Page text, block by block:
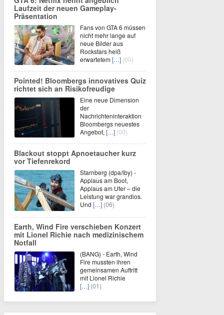
Laufzeit der neuen Gameplay-
Präsentation
Fans von GTA 6 müssen
nicht mehr lange auf
neue Bilder aus
Rockstars heiß
erwartetem[…] (00)
Pointed! Bloombergs innovatives Quiz
richtet sich an Risikofreudige
Eine neue Dimension
der
Nachrichteninteraktion
Bloombergs neuestes
Angebot, […] (00)
Blackout stoppt Apnoetaucher kurz
vor Tiefenrekord
Starnberg (dpa/lby) -
Applaus am Boot,
Applaus am Ufer – die
Leistung war grandios.
Und […] (06)
Earth, Wind Fire verschieben Konzert
mit Lionel Richie nach medizinischem
Notfall
(BANG) - Earth, Wind
Fire mussten ihren
gemeinsamen Auftritt
mit Lionel Richie
[…] (01)